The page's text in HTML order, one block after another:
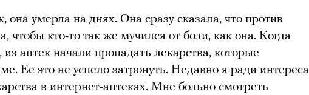
умерла на днях. Она сразу сказала, что против
чтобы кто-то так же мучился от боли, как она. Когда
из аптек начали пропадать лекарства, которые
Ее это не успело затронуть. Недавно я ради интереса
в интернет-аптеках. Мне больно смотреть